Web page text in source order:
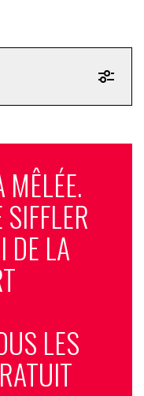
MÊLÉE.
DE LA
LES